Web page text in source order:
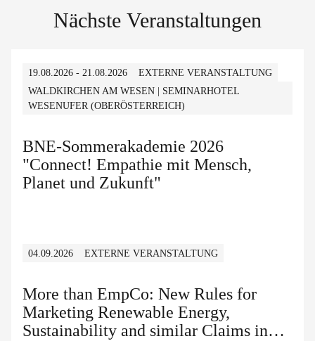
Nächste Veranstaltungen
19.08.2026 - 21.08.2026
EXTERNE VERANSTALTUNG
WALDKIRCHEN AM WESEN | SEMINARHOTEL
WESENUFER (OBERÖSTERREICH)
BNE-Sommerakademie 2026
"Connect! Empathie mit Mensch,
Planet und Zukunft"
04.09.2026 EXTERNE VERANSTALTUNG
More than EmpCo: New Rules for
Marketing Renewable Energy,
Sustainability and similar Claims in